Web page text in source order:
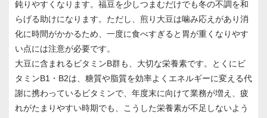
鈍りやすくなります。福豆を少しつまむだけでも冬の不調を和
らげる助けになります。ただし、煎り大豆は噛み応えがあり消
化に時間がかかるため、一度に食べすぎると胃が重くなりやす
い点には注意が必要です。
大豆に含まれるビタミンB群も、大切な栄養素です。とくにビ
タミンB1・B2は、糖質や脂質を効率よくエネルギーに変える代
謝に携わっているビタミンで、年度末に向けて業務が増え、疲
れがたまりやすい時期でも、こうした栄養素が不足しないよう